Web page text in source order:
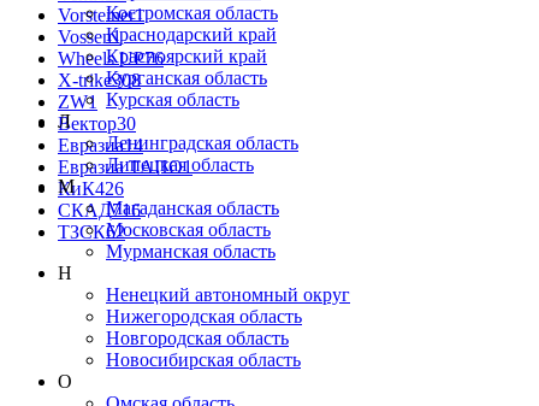
Vorsteiner1
Vossen1
Wheels UP76
X-trike308
ZW1
Вектор30
Евразиа14
Евразиа ТАПО1
КиК426
СКАД716
ТЗСК62
Костромская область
Краснодарский край
Красноярский край
Курганская область
Курская область
Л
Ленинградская область
Липецкая область
М
Магаданская область
Московская область
Мурманская область
Н
Ненецкий автономный округ
Нижегородская область
Новгородская область
Новосибирская область
О